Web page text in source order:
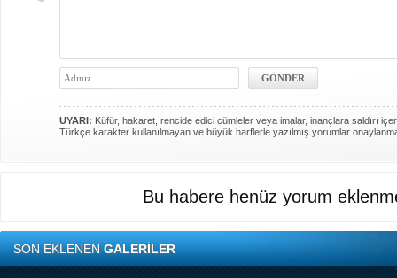
UYARI: Küfür, hakaret, rencide edici cümleler veya imalar, inançlara saldırı
Türkçe karakter kullanılmayan ve büyük harflerle yazılmış yorumlar
Bu habere henüz yorum
SON EKLENENGALERİLER